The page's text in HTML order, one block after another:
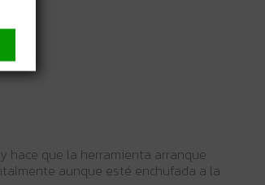
hace que la herramienta arranque
aunque esté enchufada a la